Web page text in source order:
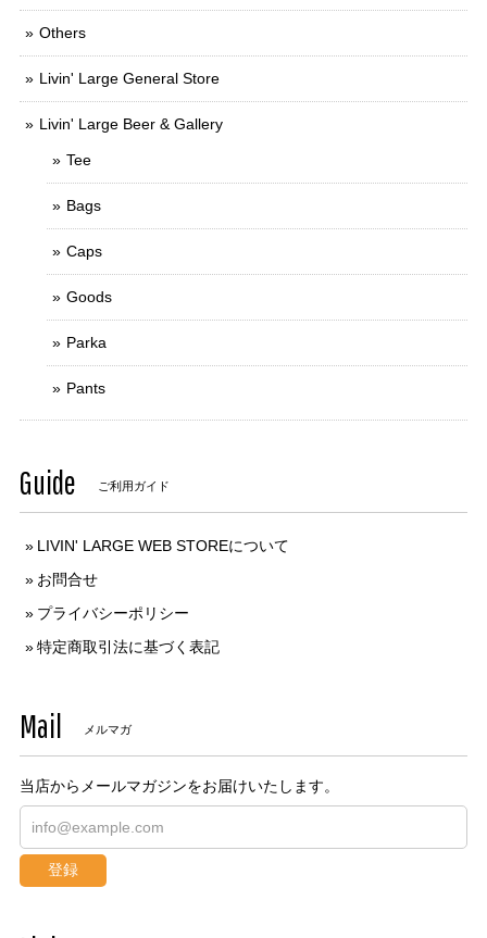
Others
Livin' Large General Store
Livin' Large Beer & Gallery
Tee
Bags
Caps
Goods
Parka
Pants
Guide ご利用ガイド
LIVIN' LARGE WEB STOREについて
お問合せ
プライバシーポリシー
特定商取引法に基づく表記
Mail メルマガ
当店からメールマガジンをお届けいたします。
登録